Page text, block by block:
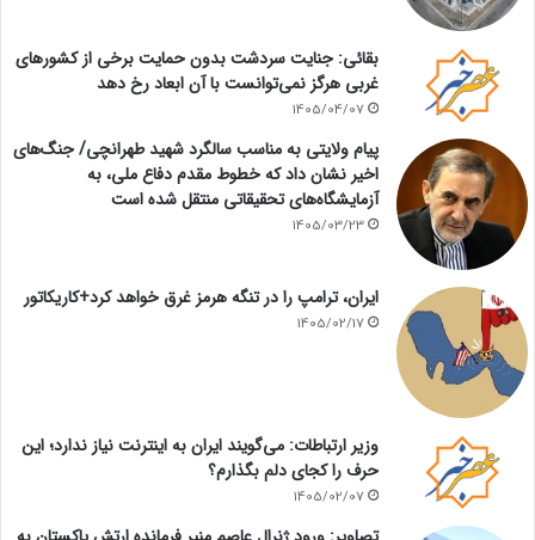
بقائی: جنایت سردشت بدون حمایت برخی از کشورهای
غربی هرگز نمی‌توانست با آن ابعاد رخ دهد
1405/04/07
پیام ولایتی به مناسب سالگرد شهید طهرانچی/ جنگ‌های
اخیر نشان داد که خطوط مقدم دفاع ملی، به
آزمایشگاه‌های تحقیقاتی منتقل شده است
1405/03/23
ایران، ترامپ را در تنگه هرمز غرق خواهد کرد+کاریکاتور
1405/02/17
وزیر ارتباطات: می‌گویند ایران به اینترنت نیاز ندارد؛ این
حرف را کجای دلم بگذارم؟
1405/02/07